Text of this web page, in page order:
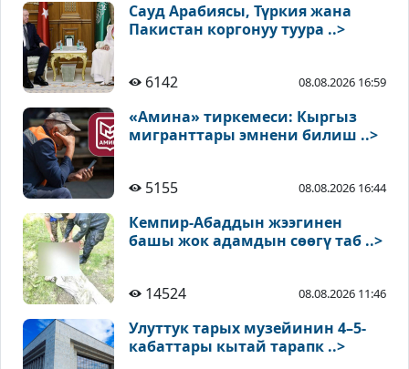
Сауд Арабиясы, Түркия жана
Пакистан коргонуу туура ..>
6142 08.08.2026 16:59
«Амина» тиркемеси: Кыргыз
мигранттары эмнени билиш ..>
5155 08.08.2026 16:44
Кемпир-Абаддын жээгинен
башы жок адамдын сөөгү таб ..>
14524 08.08.2026 11:46
Улуттук тарых музейинин 4–5-
кабаттары кытай тарапк ..>